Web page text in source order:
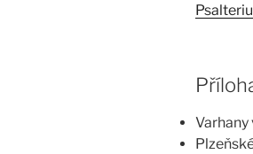
Varhany